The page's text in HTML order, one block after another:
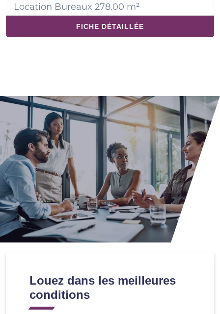
Location Bureaux 278.00 m²
FICHE DÉTAILLÉE
Louez dans les meilleures
conditions